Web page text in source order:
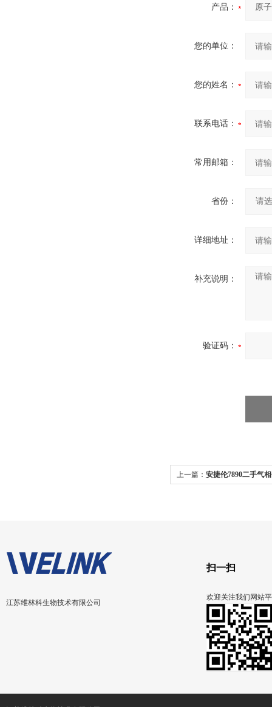
产品：
您的单位：
您的姓名：
联系电话：
常用邮箱：
省份：
详细地址：
补充说明：
验证码：
上一篇： 安捷伦7890二手气
江苏维林科生物技术有限公司
扫一扫
欢迎关注我们网站